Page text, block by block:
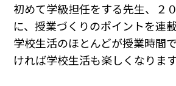
初めて学級担任をする先生、２
に、授業づくりのポイントを連
学校生活のほとんどが授業時間
ければ学校生活も楽しくなります